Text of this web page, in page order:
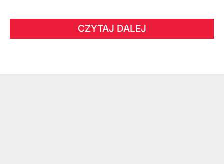
CZYTAJ DALEJ